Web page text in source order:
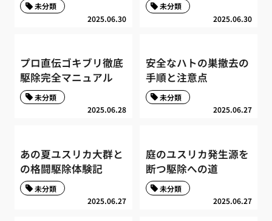
2025.06.30
未分類
2025.06.30
未分類
プロ直伝ゴキブリ徹底
駆除完全マニュアル
2025.06.28
未分類
安全なハトの巣撤去の
手順と注意点
2025.06.27
未分類
あの夏ユスリカ大群と
の格闘駆除体験記
2025.06.27
未分類
庭のユスリカ発生源を
断つ駆除への道
2025.06.27
未分類